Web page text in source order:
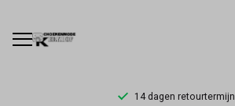
14 dagen retourtermijn